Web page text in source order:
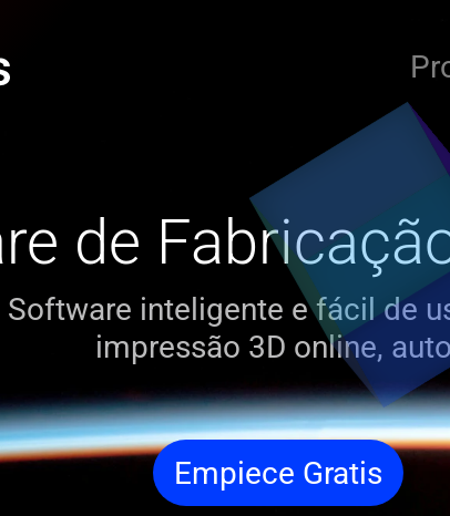
de
Software inteligente e fácil de
impressão 3D online,
Empiece Gratis